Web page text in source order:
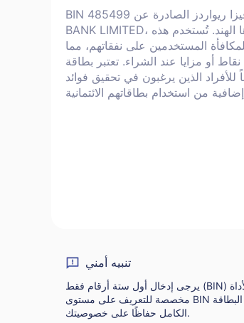
BIN 485499 مرتبط ببطاقة فيزا ريواردز الصادرة عن HDFC
BANK LIMITED، وهي مؤسسة مالية مقرها الهند. تُستخدم هذه
لمكافأة المستخدمين على نفقاتهم، مما
أو مزايا عند الشراء. تعتبر بطاقة
للأفراد الذين يرغبون في تحقيق فوائد
تنبيه أمني
يرجى إدخال أول ستة أرقام فقط (BIN) من رقم البطاقة. هذه الأداة
مخصصة للتعريف على مستوى BIN فقط. لا تقم بإدخال رقم البطاقة
الكامل حفاظًا على خصوصيتك.